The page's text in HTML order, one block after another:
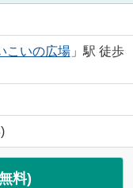
こいの広場」駅 徒歩
料)